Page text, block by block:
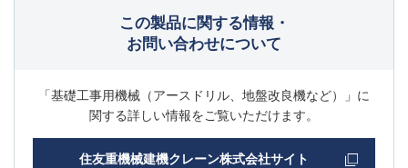
この製品に関する情報・
お問い合わせについて
「基礎工事用機械（アースドリル、地盤改良機など）」に
関する詳しい情報をご覧いただけます。
住友重機械建機クレーン株式会社サイト